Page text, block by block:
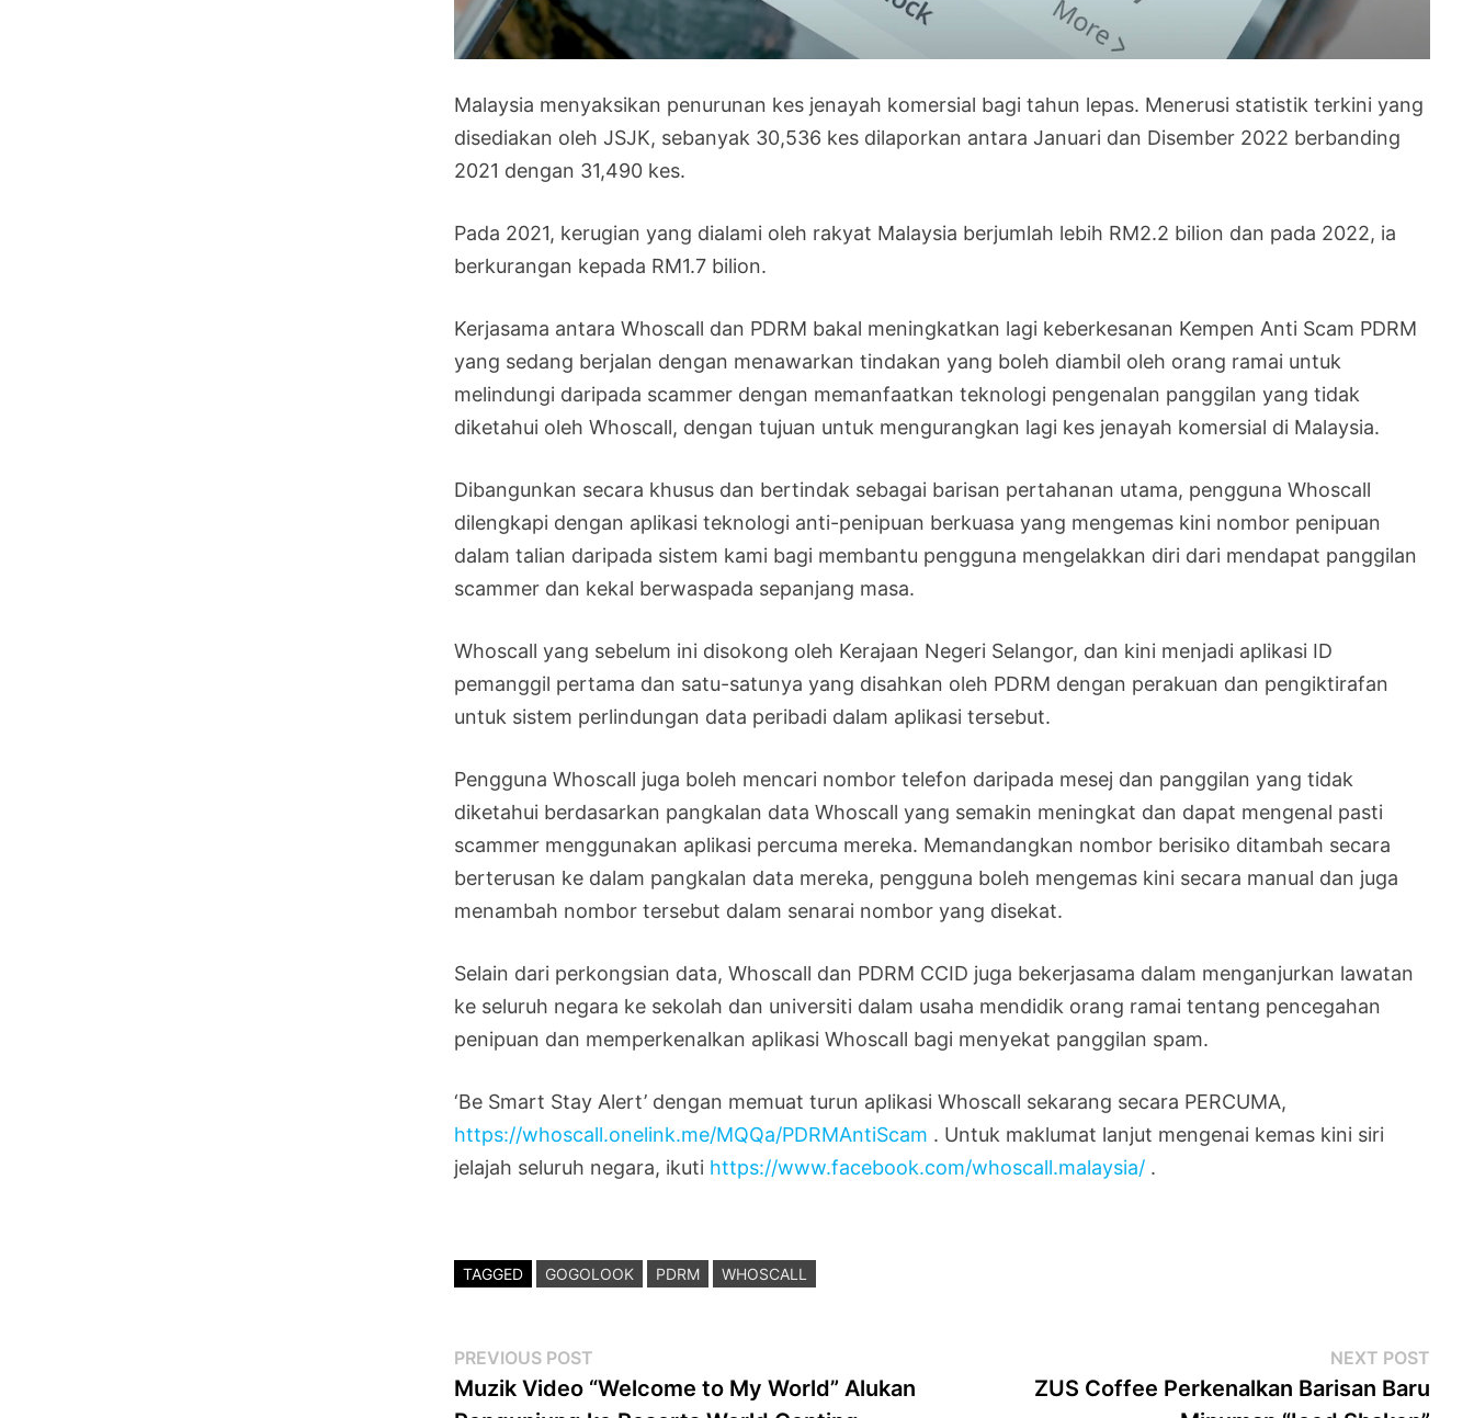
Malaysia menyaksikan penurunan kes jenayah komersial bagi tahun lepas. Menerusi statistik terkini yang
disediakan oleh JSJK, sebanyak 30,536 kes dilaporkan antara Januari dan Disember 2022 berbanding
2021 dengan 31,490 kes.
Pada 2021, kerugian yang dialami oleh rakyat Malaysia berjumlah lebih RM2.2 bilion dan pada 2022, ia
berkurangan kepada RM1.7 bilion.
Kerjasama antara Whoscall dan PDRM bakal meningkatkan lagi keberkesanan Kempen Anti Scam PDRM
yang sedang berjalan dengan menawarkan tindakan yang boleh diambil oleh orang ramai untuk
melindungi daripada scammer dengan memanfaatkan teknologi pengenalan panggilan yang tidak
diketahui oleh Whoscall, dengan tujuan untuk mengurangkan lagi kes jenayah komersial di Malaysia.
Dibangunkan secara khusus dan bertindak sebagai barisan pertahanan utama, pengguna Whoscall
dilengkapi dengan aplikasi teknologi anti-penipuan berkuasa yang mengemas kini nombor penipuan
dalam talian daripada sistem kami bagi membantu pengguna mengelakkan diri dari mendapat panggilan
scammer dan kekal berwaspada sepanjang masa.
Whoscall yang sebelum ini disokong oleh Kerajaan Negeri Selangor, dan kini menjadi aplikasi ID
pemanggil pertama dan satu-satunya yang disahkan oleh PDRM dengan perakuan dan pengiktirafan
untuk sistem perlindungan data peribadi dalam aplikasi tersebut.
Pengguna Whoscall juga boleh mencari nombor telefon daripada mesej dan panggilan yang tidak
diketahui berdasarkan pangkalan data Whoscall yang semakin meningkat dan dapat mengenal pasti
scammer menggunakan aplikasi percuma mereka. Memandangkan nombor berisiko ditambah secara
berterusan ke dalam pangkalan data mereka, pengguna boleh mengemas kini secara manual dan juga
menambah nombor tersebut dalam senarai nombor yang disekat.
Selain dari perkongsian data, Whoscall dan PDRM CCID juga bekerjasama dalam menganjurkan lawatan
ke seluruh negara ke sekolah dan universiti dalam usaha mendidik orang ramai tentang pencegahan
penipuan dan memperkenalkan aplikasi Whoscall bagi menyekat panggilan spam.
‘Be Smart Stay Alert’ dengan memuat turun aplikasi Whoscall sekarang secara PERCUMA,
https://whoscall.onelink.me/MQQa/PDRMAntiScam . Untuk maklumat lanjut mengenai kemas kini siri
jelajah seluruh negara, ikuti https://www.facebook.com/whoscall.malaysia/ .
TAGGED GOGOLOOK PDRM WHOSCALL
Post
navigation
PREVIOUS POST
post:
Muzik Video “Welcome to My World” Alukan
NEXT POSTNext
ZUS Coffee Perkenalkan Barisan Baru